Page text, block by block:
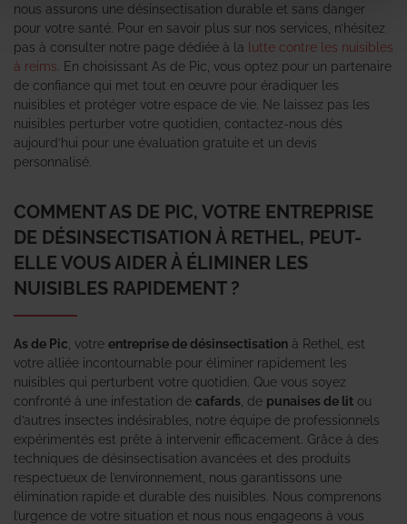
nous assurons une désinsectisation durable et sans danger
pour votre santé. Pour en savoir plus sur nos services, n’hésitez
pas à consulter notre page dédiée à la
lutte contre les nuisibles
à reims . En choisissant As de Pic, vous optez pour un partenaire
de confiance qui met tout en œuvre pour éradiquer les
nuisibles et protéger votre espace de vie. Ne laissez pas les
nuisibles perturber votre quotidien, contactez-nous dès
aujourd’hui pour une évaluation gratuite et un devis
personnalisé.
COMMENT AS DE PIC, VOTRE ENTREPRISE
DE DÉSINSECTISATION À RETHEL, PEUT-
ELLE VOUS AIDER À ÉLIMINER LES
NUISIBLES RAPIDEMENT ?
As de Pic , votre entreprise de désinsectisation à Rethel, est
votre alliée incontournable pour éliminer rapidement les
nuisibles qui perturbent votre quotidien. Que vous soyez
confronté à une infestation de cafards , de punaises de lit ou
d’autres insectes indésirables, notre équipe de professionnels
expérimentés est prête à intervenir efficacement. Grâce à des
techniques de désinsectisation avancées et des produits
respectueux de l’environnement, nous garantissons une
élimination rapide et durable des nuisibles. Nous comprenons
l’urgence de votre situation et nous nous engageons à vous